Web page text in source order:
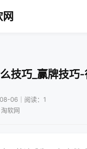
技巧_赢牌技巧
06｜阅读：1
软网